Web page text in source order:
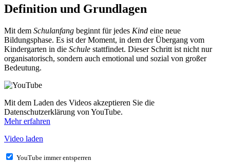
Definition und Grundlagen
Mit dem Schulanfang beginnt für jedes Kind eine neue
Bildungsphase. Es ist der Moment, in dem der Übergang vom
Kindergarten in die Schule stattfindet. Dieser Schritt ist nicht nur
organisatorisch, sondern auch emotional und sozial von großer
Bedeutung.
Mit dem Laden des Videos akzeptieren Sie die
Datenschutzerklärung von YouTube.
Mehr erfahren
Video laden
YouTube immer entsperren